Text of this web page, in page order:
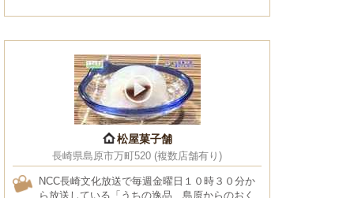
松屋菓子舗
長崎県島原市万町520 (複数店舗有り)
NCC長崎文化放送で毎週金曜日１０時３０分か
ら放送している「うちの逸品 島原からのおく